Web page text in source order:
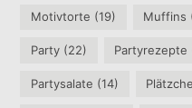
Motivtorte (19) Muffins
Party (22) Partyrezepte
Partysalate (14)